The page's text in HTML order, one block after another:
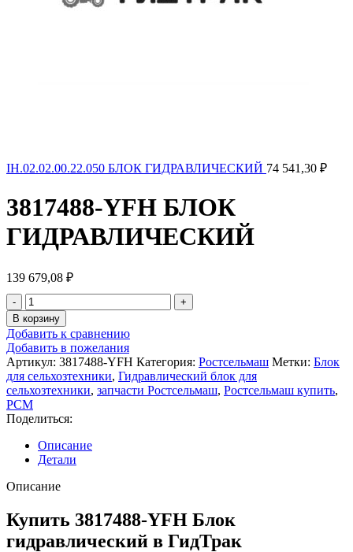
IH.02.02.00.22.050 БЛОК ГИДРАВЛИЧЕСКИЙ 74 541,30 ₽
3817488-YFH БЛОК
ГИДРАВЛИЧЕСКИЙ
139 679,08 ₽
Количество
товара
3817488-
YFH
БЛОК
ГИДРАВЛИЧЕСКИЙ
В корзину
Добавить к сравнению
Добавить в пожелания
Артикул: 3817488-YFH Категория: Ростсельмаш Метки: Блок
для сельхозтехники, Гидравлический блок для
сельхозтехники, запчасти Ростсельмаш, Ростсельмаш купить,
РСМ
Поделиться:
Описание
Детали
Описание
Купить 3817488-YFH Блок
гидравлический в ГидТрак